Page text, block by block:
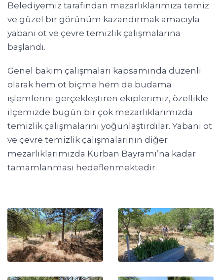
Belediyemiz tarafından mezarlıklarımıza temiz
ve güzel bir görünüm kazandırmak amacıyla
yabani ot ve çevre temizlik çalışmalarına
başlandı.
Genel bakım çalışmaları kapsamında düzenli
olarak hem ot biçme hem de budama
işlemlerini gerçekleştiren ekiplerimiz, özellikle
ilçemizde bugün bir çok mezarlıklarımızda
temizlik çalışmalarını yoğunlaştırdılar. Yabani ot
ve çevre temizlik çalışmalarının diğer
mezarlıklarımızda Kurban Bayramı’na kadar
tamamlanması hedeflenmektedir.